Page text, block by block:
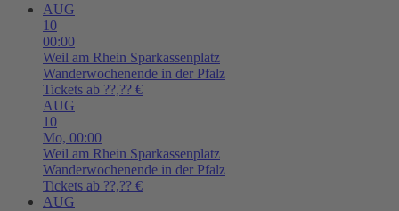
AUG
10
00:00
Weil am Rhein Sparkassenplatz
Wanderwochenende in der Pfalz
Tickets ab ??,?? €
AUG
10
Mo, 00:00
Weil am Rhein Sparkassenplatz
Wanderwochenende in der Pfalz
Tickets ab ??,?? €
AUG